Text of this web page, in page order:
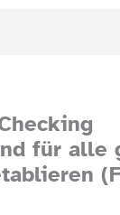
für alle